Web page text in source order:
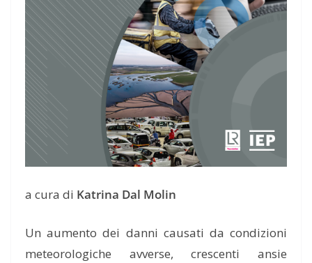
a cura di Katrina Dal Molin
Un aumento dei danni causati da condizioni
meteorologiche avverse, crescenti ansie